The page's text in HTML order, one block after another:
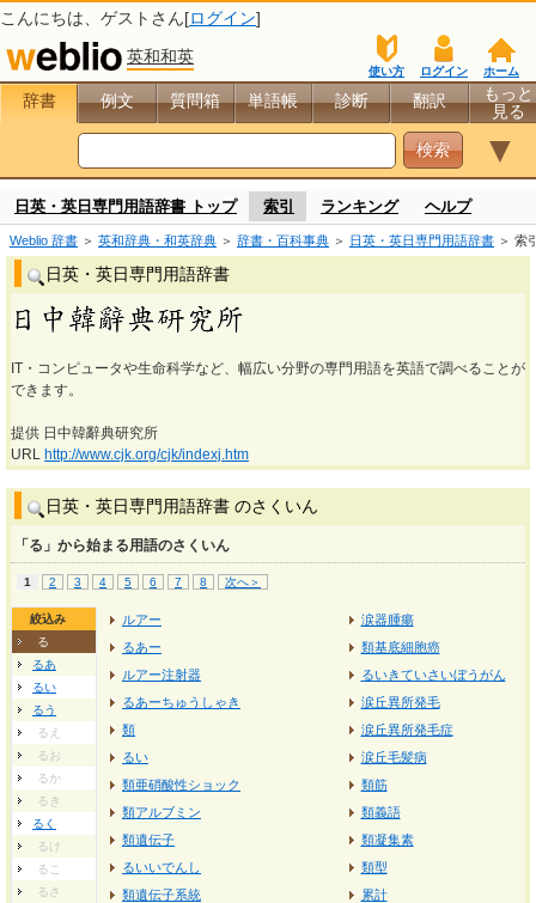
こんにちは、 ゲスト さん[ログイン]
英和和英
ホーム
ログイン
使い方
辞書 例文 質問箱 単語帳 診断 翻訳
もっと
見る
▼
日英・英日専門用語辞書 トップ 索引 ランキング ヘルプ
Weblio 辞書 ＞ 英和辞典・和英辞典 ＞ 辞書・百科事典 ＞ 日英・英日専門用語辞書 ＞ 索
日英・英日専門用語辞書
IT・コンピュータや生命科学など、幅広い分野の専門用語を英語で調べることが
できます。
提供 日中韓辭典研究所
URL http://www.cjk.org/cjk/indexj.htm
日英・英日専門用語辞書 のさくいん
「る」から始まる用語のさくいん
1 2 3 4 5 6 7 8 次へ＞
絞込み
る
るあ
るい
るう
るえ
るお
るか
るき
るく
るけ
るこ
るさ
ルアー
るあー
ルアー注射器
るあーちゅうしゃき
類
るい
類亜硝酸性ショック
類アルブミン
類遺伝子
るいいでんし
類遺伝子系統
涙器腫瘍
類基底細胞癌
るいきていさいぼうがん
涙丘異所発毛
涙丘異所発毛症
涙丘毛髪病
類筋
類義語
類凝集素
類型
累計